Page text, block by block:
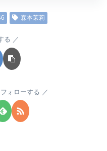
森本茉莉
る
ォローする